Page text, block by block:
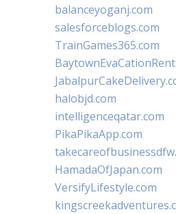
balanceyoganj.com
salesforceblogs.com
TrainGames365.com
halobjd.com
intelligenceqatar.com
PikaPikaApp.com
HamadaOfJapan.com
VersifyLifestyle.com